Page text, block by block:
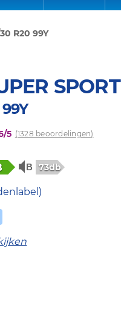
R20 99Y
SPORT
5 (1328 beoordelingen)
73db